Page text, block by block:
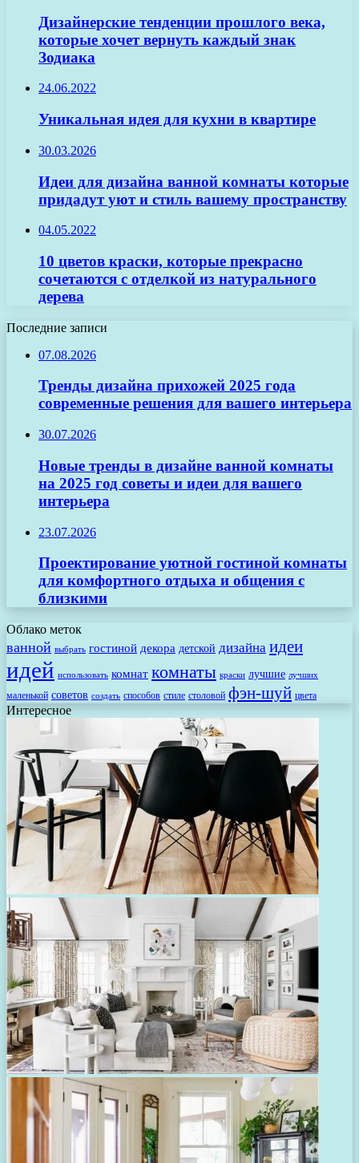
Дизайнерские тенденции прошлого века,
которые хочет вернуть каждый знак
Зодиака
24.06.2022
Уникальная идея для кухни в квартире
30.03.2026
Идеи для дизайна ванной комнаты которые
придадут уют и стиль вашему пространству
04.05.2022
10 цветов краски, которые прекрасно
сочетаются с отделкой из натурального
дерева
Последние записи
07.08.2026
Тренды дизайна прихожей 2025 года
современные решения для вашего интерьера
30.07.2026
Новые тренды в дизайне ванной комнаты
на 2025 год советы и идеи для вашего
интерьера
23.07.2026
Проектирование уютной гостиной комнаты
для комфортного отдыха и общения с
близкими
Облако меток
ванной выбрать гостиной декора детской дизайна идеи
идей использовать комнат комнаты краски лучшие лучших
маленькой советов создать способов стиле столовой фэн-шуй цвета
Интересное